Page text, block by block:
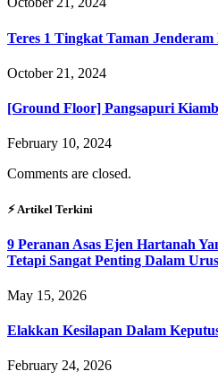
Teres 1 Tingkat Taman
October 21, 2024
[Ground Floor] Pangsapuri
February 10, 2024
Comments are closed.
⚡︎ Artikel Terkini
9 Peranan Asas Ejen Hartanah
Tetapi Sangat Penting Dalam
May 15, 2026
Elakkan Kesilapan Dalam
February 24, 2026